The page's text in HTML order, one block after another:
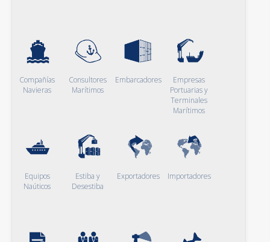
Compañías
Navieras
Consultores
Marítimos
Embarcadores
Empresas
Portuarias y
Terminales
Marítimos
Equipos
Naúticos
Estiba y
Desestiba
Exportadores Importadores